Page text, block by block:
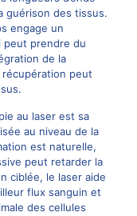
guérison des tissus.
engage un
peut prendre du
de la
peut
au laser est sa
au niveau de la
est naturelle,
peut retarder la
ciblée, le laser aide
flux sanguin et
des cellules